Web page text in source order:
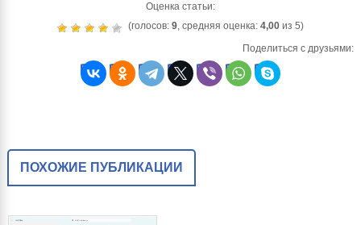
Оценка статьи:
(голосов: 9, средняя оценка: 4,00из 5)
Поделиться с друзьями:
ПОХОЖИЕ ПУБЛИКАЦИИ